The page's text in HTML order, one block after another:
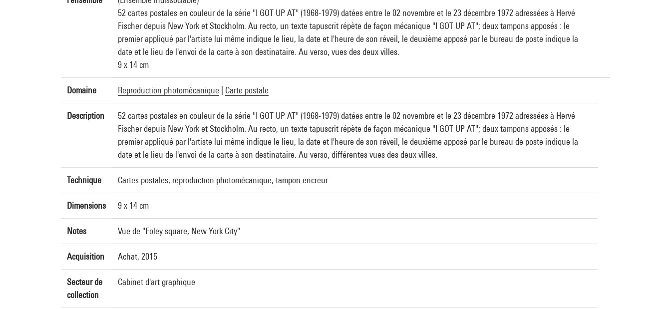
52 cartes postales en couleur de la série "I GOT UP AT" (1968-1979) datées entre le 02 novembre et le 23 décembre 1972 adressées à Hervé
Fischer depuis New York et Stockholm. Au recto, un texte tapuscrit répète de façon mécanique "I GOT UP AT"; deux tampons apposés : le
premier appliqué par l'artiste lui même indique le lieu, la date et l'heure de son réveil, le deuxième apposé par le bureau de poste indique la
date et le lieu de l'envoi de la carte à son destinataire. Au verso, vues des deux villes.
9 x 14 cm
Domaine Reproduction photomécanique Carte postale
Description
52 cartes postales en couleur de la série "I GOT UP AT" (1968-1979) datées entre le 02 novembre et le 23 décembre 1972 adressées à Hervé
Fischer depuis New York et Stockholm. Au recto, un texte tapuscrit répète de façon mécanique "I GOT UP AT"; deux tampons apposés : le
premier appliqué par l'artiste lui même indique le lieu, la date et l'heure de son réveil, le deuxième apposé par le bureau de poste indique la
date et le lieu de l'envoi de la carte à son destinataire. Au verso, différentes vues des deux villes.
Technique Cartes postales, reproduction photomécanique, tampon encreur
Dimensions 9 x 14 cm
Notes Vue de "Foley square, New York City"
Acquisition Achat, 2015
Secteur de
collection
Cabinet d'art graphique